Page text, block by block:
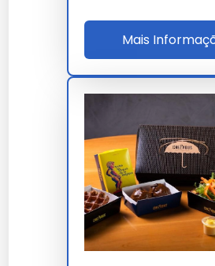
22000, FSC CoC, capacidade
30 dias e RDC 105. O ROI 18%
82% sinistro produto por
por pedido ESG e 26% tempo
PARÂMETRO
Material
BCT compressão
8
Mais